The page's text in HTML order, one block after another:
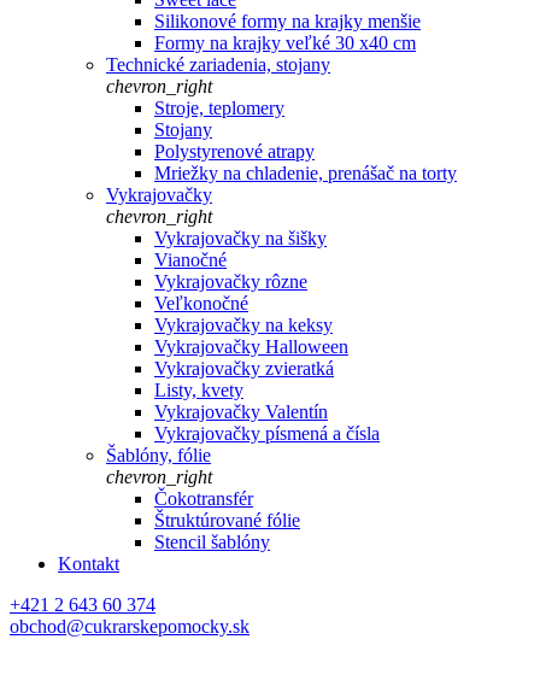
Silikonové formy na krajky menšie
Formy na krajky veľké 30 x40 cm
Technické zariadenia, stojany
chevron_right
Stroje, teplomery
Stojany
Polystyrenové atrapy
Mriežky na chladenie, prenášač na torty
Vykrajovačky
chevron_right
Vykrajovačky na šišky
Vianočné
Vykrajovačky rôzne
Veľkonočné
Vykrajovačky na keksy
Vykrajovačky Halloween
Vykrajovačky zvieratká
Listy, kvety
Vykrajovačky Valentín
Vykrajovačky písmená a čísla
Šablóny, fólie
chevron_right
Čokotransfér
Štruktúrované fólie
Stencil šablóny
Kontakt
+421 2 643 60 374
obchod@cukrarskepomocky.sk